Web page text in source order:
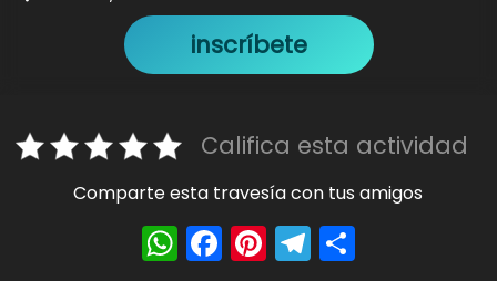
inscríbete
Califica esta actividad
Comparte esta travesía con tus amigos
W F Pi T